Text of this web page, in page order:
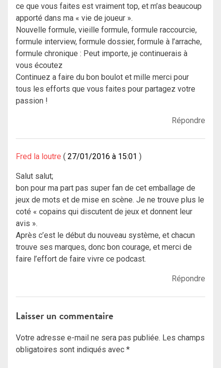
ce que vous faites est vraiment top, et m’as beaucoup
apporté dans ma « vie de joueur ».
Nouvelle formule, vieille formule, formule raccourcie,
formule interview, formule dossier, formule à l’arrache,
formule chronique : Peut importe, je continuerais à
vous écoutez
Continuez a faire du bon boulot et mille merci pour
tous les efforts que vous faites pour partagez votre
passion !
Répondre
Fred la loutre 27/01/2016 à 15:01
Salut salut;
bon pour ma part pas super fan de cet emballage de
jeux de mots et de mise en scène. Je ne trouve plus le
coté « copains qui discutent de jeux et donnent leur
avis ».
Après c’est le début du nouveau système, et chacun
trouve ses marques, donc bon courage, et merci de
faire l’effort de faire vivre ce podcast.
Répondre
Laisser un commentaire
Votre adresse e-mail ne sera pas publiée. Les champs
obligatoires sont indiqués avec *